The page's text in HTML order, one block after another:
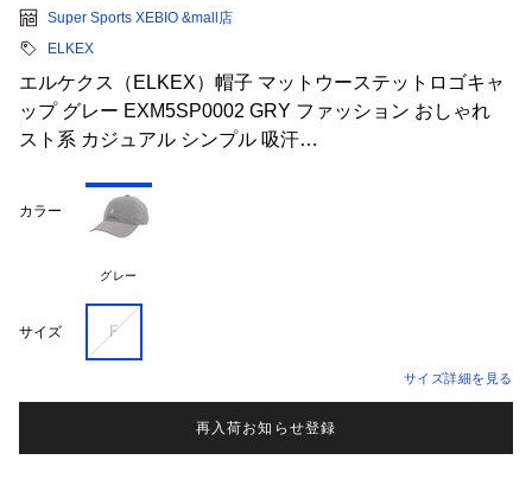
Super Sports XEBIO &mall店
ELKEX
エルケクス（ELKEX）帽子 マットウーステットロゴキャ
ップ グレー EXM5SP0002 GRY ファッション おしゃれ
スト系 カジュアル シンプル 吸汗…
カラー
グレー
サイズ Ｆ
サイズ詳細を見る
再入荷お知らせ登録